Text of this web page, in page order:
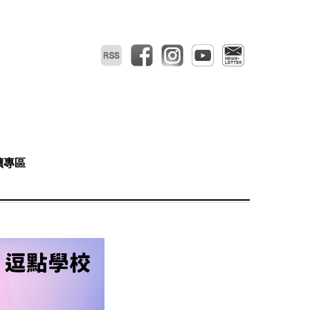
RSS facebookinstagramyoutube
專區